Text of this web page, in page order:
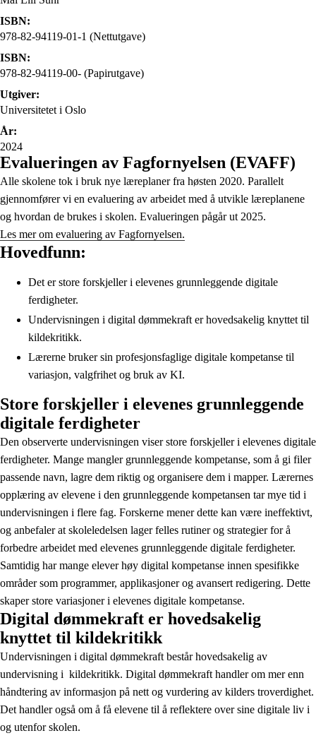
ISBN:
978-82-94119-01-1 (Nettutgave)
ISBN:
978-82-94119-00- (Papirutgave)
Utgiver:
Universitetet i Oslo
År:
2024
Evalueringen av Fagfornyelsen (EVAFF)
Alle skolene tok i bruk nye læreplaner fra høsten 2020. Parallelt
gjennomfører vi en evaluering av arbeidet med å utvikle læreplanene
og hvordan de brukes i skolen. Evalueringen pågår ut 2025.
Les mer om evaluering av Fagfornyelsen.
Hovedfunn:
Det er store forskjeller i elevenes grunnleggende digitale
ferdigheter.
Undervisningen i digital dømmekraft er hovedsakelig knyttet til
kildekritikk.
Lærerne bruker sin profesjonsfaglige digitale kompetanse til
variasjon, valgfrihet og bruk av KI.
Store forskjeller i elevenes grunnleggende
digitale ferdigheter
Den observerte undervisningen viser store forskjeller i elevenes digitale
ferdigheter. Mange mangler grunnleggende kompetanse, som å gi filer
passende navn, lagre dem riktig og organisere dem i mapper. Lærernes
opplæring av elevene i den grunnleggende kompetansen tar mye tid i
undervisningen i flere fag. Forskerne mener dette kan være ineffektivt,
og anbefaler at skoleledelsen lager felles rutiner og strategier for å
forbedre arbeidet med elevenes grunnleggende digitale ferdigheter.
Samtidig har mange elever høy digital kompetanse innen spesifikke
områder som programmer, applikasjoner og avansert redigering. Dette
skaper store variasjoner i elevenes digitale kompetanse.
Digital dømmekraft er hovedsakelig
knyttet til kildekritikk
Undervisningen i digital dømmekraft består hovedsakelig av
undervisning i kildekritikk. Digital dømmekraft handler om mer enn
håndtering av informasjon på nett og vurdering av kilders troverdighet.
Det handler også om å få elevene til å reflektere over sine digitale liv i
og utenfor skolen.